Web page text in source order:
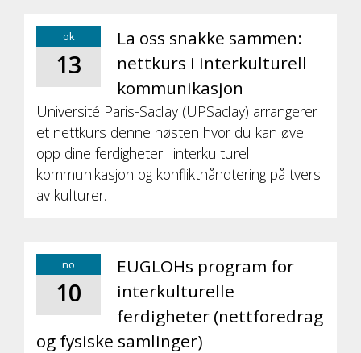
ok
13
La oss snakke sammen:
nettkurs i interkulturell
kommunikasjon
Université Paris-Saclay (UPSaclay) arrangerer
et nettkurs denne høsten hvor du kan øve
opp dine ferdigheter i interkulturell
kommunikasjon og konflikthåndtering på tvers
av kulturer.
no
10
EUGLOHs program for
interkulturelle
ferdigheter (nettforedrag
og fysiske samlinger)